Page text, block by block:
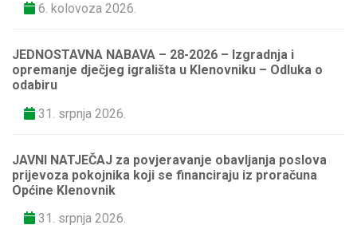
6. kolovoza 2026.
JEDNOSTAVNA NABAVA – 28-2026 – Izgradnja i
opremanje dječjeg igrališta u Klenovniku – Odluka o
odabiru
31. srpnja 2026.
JAVNI NATJEČAJ za povjeravanje obavljanja poslova
prijevoza pokojnika koji se financiraju iz proračuna
Općine Klenovnik
31. srpnja 2026.